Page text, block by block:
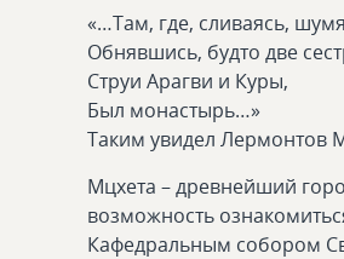
«…Там, где, сливаясь,
Обнявшись, будто две
Струи Арагви и Куры,
Был монастырь…»
Таким увидел Лермонтов
Мцхета – древнейший
возможность
Кафедральным собором